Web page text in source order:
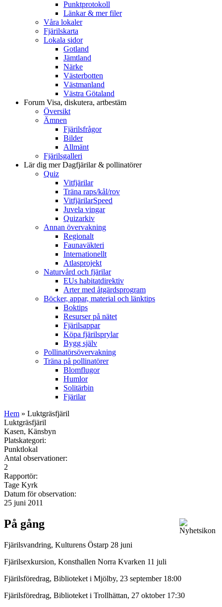
Punktprotokoll
Länkar & mer filer
Våra lokaler
Fjärilskarta
Lokala sidor
Gotland
Jämtland
Närke
Västerbotten
Västmanland
Västra Götaland
Forum Visa, diskutera, artbestäm
Översikt
Ämnen
Fjärilsfrågor
Bilder
Allmänt
Fjärilsgalleri
Lär dig merDagfjärilar & pollinatörer
Quiz
Vitfjärilar
Träna raps/kål/rov
VitfjärilarSpeed
Juvela vingar
Quizarkiv
Annan övervakning
Regionalt
Faunaväkteri
Internationellt
Atlasprojekt
Naturvård och fjärilar
EUs habitatdirektiv
Arter med åtgärdsprogram
Böcker, appar, material och länktips
Boktips
Resurser på nätet
Fjärilsappar
Köpa fjärilsprylar
Bygg själv
Pollinatörsövervakning
Träna på pollinatörer
Blomflugor
Humlor
Solitärbin
Fjärilar
Hem » Luktgräsfjäril
Luktgräsfjäril
Kasen, Känsbyn
Platskategori:
Punktlokal
Antal observationer:
2
Rapportör:
Tage Kyrk
Datum för observation:
25 juni 2011
På gång
Fjärilsvandring, Kulturens Östarp 28 juni
Fjärilsexkursion, Konsthallen Norra Kvarken 11 juli
Fjärilsföredrag, Biblioteket i Mjölby, 23 september 18:00
Fjärilsföredrag, Biblioteket i Trollhättan, 27 oktober 17:30